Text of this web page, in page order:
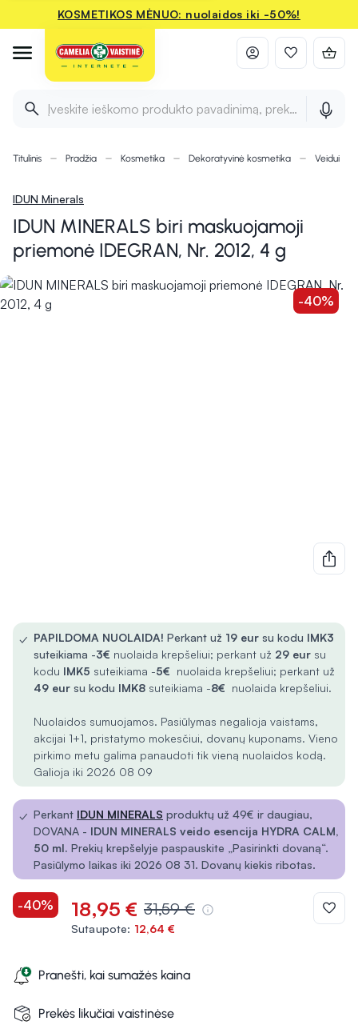
KOSMETIKOS MĖNUO: nuolaidos iki -50%!
Įveskite ieškomo produkto pavadinimą, prekės ženklą ir
Titulinis Pradžia Kosmetika Dekoratyvinė kosmetika Veidui
IDUN Minerals
IDUN MINERALS biri maskuojamoji
priemonė IDEGRAN, Nr. 2012, 4 g
-40%
✓ PAPILDOMA NUOLAIDA! Perkant už 19 eur su kodu IMK3
suteikiama -3€ nuolaida krepšeliui; perkant už 29 eur su
kodu IMK5 suteikiama -5€ nuolaida krepšeliui; perkant už
49 eur su kodu IMK8 suteikiama -8€ nuolaida krepšeliui.
Nuolaidos sumuojamos. Pasiūlymas negalioja vaistams,
akcijai 1+1, pristatymo mokesčiui, dovanų kuponams. Vieno
pirkimo metu galima panaudoti tik vieną nuolaidos kodą.
Galioja iki 2026 08 09
✓ Perkant IDUN MINERALS produktų už 49€ ir daugiau,
DOVANA - IDUN MINERALS veido esencija HYDRA CALM,
50 ml. Prekių krepšelyje paspauskite „Pasirinkti dovaną“.
Pasiūlymo laikas iki 2026 08 31. Dovanų kiekis ribotas.
-40% 18,95 € 31,59 €
Sutaupote: 12,64 €
Pranešti, kai sumažės kaina
Prekės likučiai vaistinėse